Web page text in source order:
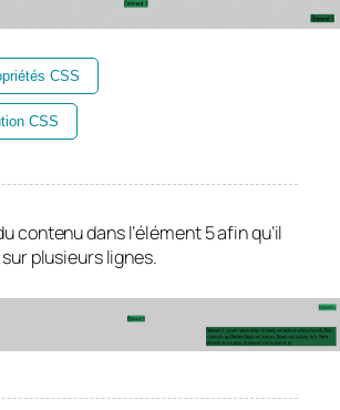
CSS
CSS
contenu dans l’élément 5 afin qu’il
plusieurs lignes.